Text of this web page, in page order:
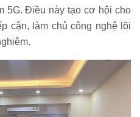
5G. Điều này tạo cơ hội cho
cận, làm chủ công nghệ lõi